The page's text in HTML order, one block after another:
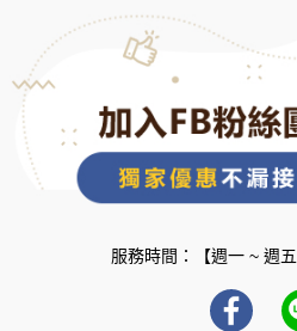
服務時間：【週一 ~ 週